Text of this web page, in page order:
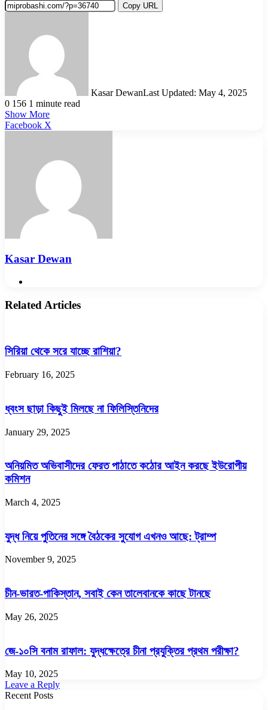
Copy URL
Kasar DewanLast Updated: May 4, 2025
0 156 1 minute read
Show More
Facebook X
Kasar Dewan
Related Articles
সিরিয়া থেকে সরে যাচ্ছে রাশিয়া?
February 16, 2025
ধ্বংস ছাড়া কিছুই মিলছে না ফিলিস্তিনিদের
January 29, 2025
অনিয়মিত অভিবাসীদের ফেরত পাঠাতে কঠোর আইন করছে ইউরোপীয়
কমিশন
March 4, 2025
যুদ্ধ নিয়ে পুতিনের সঙ্গে বৈঠকের সুযোগ এখনও আছে: ট্রাম্প
November 9, 2025
চীন-ভারত-পাকিস্তান, সবাই কেন তালেবানকে কাছে টানছে
May 26, 2025
জে-১০সি বনাম রাফাল: যুদ্ধক্ষেত্রে চীনা প্রযুক্তির প্রথম পরীক্ষা?
May 10, 2025
Leave a Reply
Recent Posts